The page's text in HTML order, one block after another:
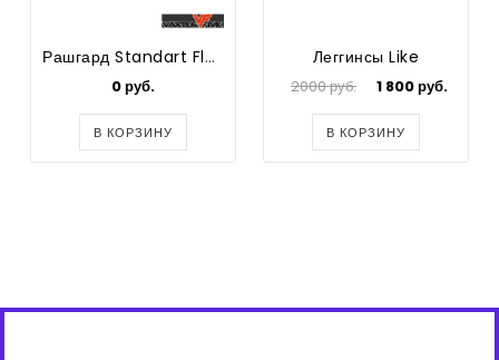
Рашгард Standart Flock
0 руб.
В КОРЗИНУ
Леггинсы Like
2000 руб. 1 800 руб.
В КОРЗИНУ